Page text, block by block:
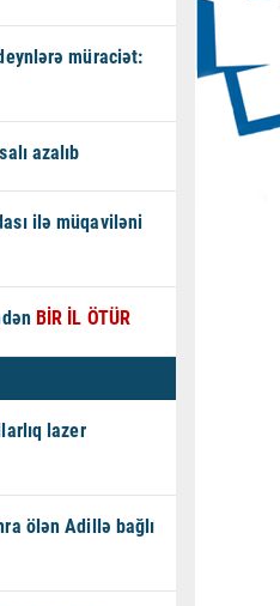
müraciət:
azalıb
ilə müqaviləni
BİR İL ÖTÜR
lazer
ölən Adillə bağlı